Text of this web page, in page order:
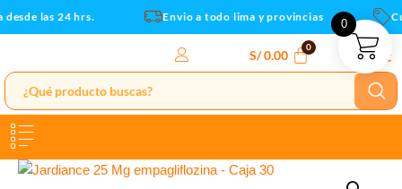
al
las 24 hrs. Envio a todo lima y provincias
S/0.00
Jardiance
0
30